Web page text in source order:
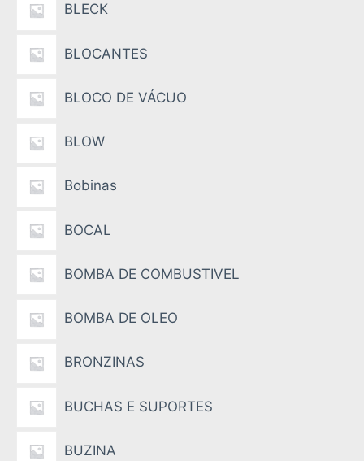
BLECK
BLOCANTES
BLOCO DE VÁCUO
BLOW
Bobinas
BOCAL
BOMBA DE COMBUSTIVEL
BOMBA DE OLEO
BRONZINAS
BUCHAS E SUPORTES
BUZINA